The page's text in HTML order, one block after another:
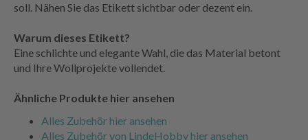
soll. Nähen Sie das Etikett sichtbar oder dezent ein.
Warum dieses Etikett?
Eine schlichte und elegante Wahl, die das Material betont
und Ihre Wollprojekte vollendet.
Ähnliche Produkte hier ansehen
Alles Zubehör hier ansehen
Alles Zubehör von LindeHobby hier ansehen